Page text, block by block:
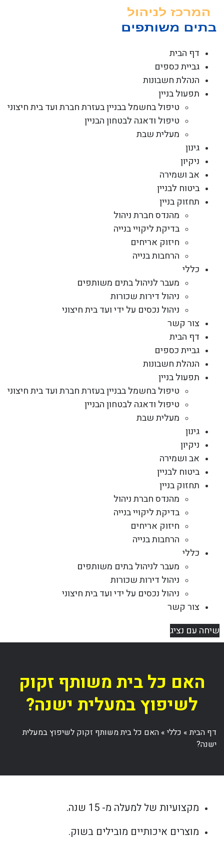
דף הבית
גביית כספים
הנהלת חשבונות
תפעול בניין
טיפול בחשמל בבניין בעזרת חברת ועד בית חיצוני
טיפול ודאגה לבטחון הבניין
מעלית שבת
גינון
ניקיון
אב ושמירה
ביטוח לבניין
תחזוק בניין
מהנדס חברת ניהול
בדיקת ליקויי בנייה
חיזוק אריחים
הרחבות בנייה
כללי
מעבר לניהול בתים משותפים
ניהול דירות שכורות
ניהול נכסים על ידי ועד בית חיצוני
צור קשר
דף הבית
גביית כספים
הנהלת חשבונות
תפעול בניין
טיפול בחשמל בבניין בעזרת חברת ועד בית חיצוני
טיפול ודאגה לבטחון הבניין
מעלית שבת
גינון
ניקיון
אב ושמירה
ביטוח לבניין
תחזוק בניין
מהנדס חברת ניהול
בדיקת ליקויי בנייה
חיזוק אריחים
הרחבות בנייה
כללי
מעבר לניהול בתים משותפים
ניהול דירות שכורות
ניהול נכסים על ידי ועד בית חיצוני
צור קשר
שיחה עם נציג
האם כל בית משותף זקוק
לשיפוץ במעלית ישנה?
דף הבית» כללי» האם כל בית משותף זקוק לשיפוץ במעלית
ישנה?
מקצועיות של למעלה מ- 15 שנה.
מוצרים איכותיים מובילים בשוק.